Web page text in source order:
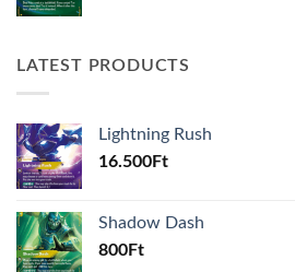
LATEST PRODUCTS
Lightning Rush
16.500Ft
Shadow Dash
800Ft